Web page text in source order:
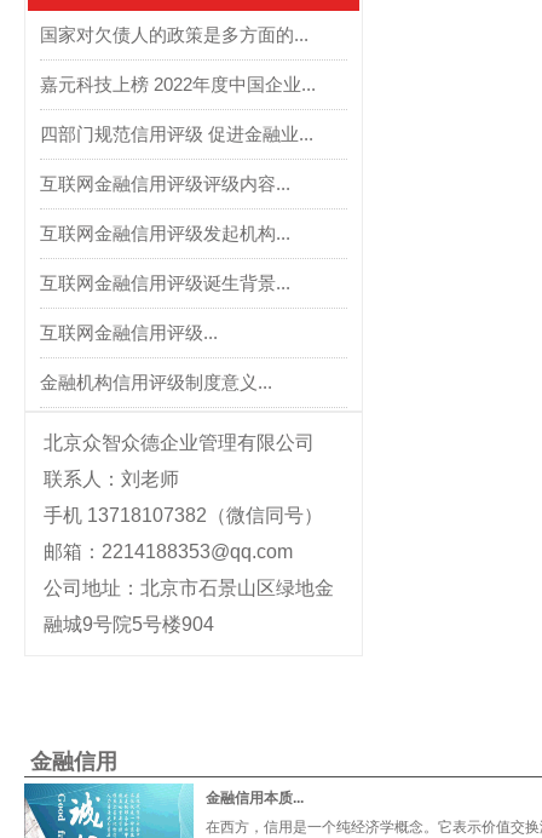
国家对欠债人的政策是多方面的...
嘉元科技上榜 2022年度中国企业...
四部门规范信用评级 促进金融业...
互联网金融信用评级评级内容...
互联网金融信用评级发起机构...
互联网金融信用评级诞生背景...
互联网金融信用评级...
金融机构信用评级制度意义...
北京众智众德企业管理有限公司
联系人：刘老师
手机 13718107382（微信同号）
邮箱：2214188353@qq.com
公司地址：北京市石景山区绿地金
融城9号院5号楼904
金融信用
金融信用本质...
在西方，信用是一个纯经济学概念。它表示价值交